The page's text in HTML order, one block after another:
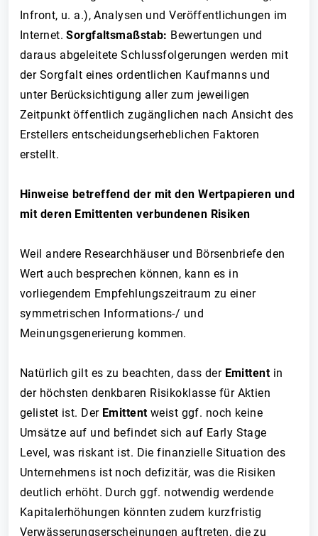
Infront, u. a.), Analysen und Veröffentlichungen im
Internet.Sorgfaltsmaßstab: Bewertungen und
daraus abgeleitete Schlussfolgerungen werden mit
der Sorgfalt eines ordentlichen Kaufmanns und
unter Berücksichtigung aller zum jeweiligen
Zeitpunkt öffentlich zugänglichen nach Ansicht des
Erstellers entscheidungserheblichen Faktoren
erstellt.
Hinweise betreffend der mit den Wertpapieren und
mit deren Emittenten verbundenen Risiken
Weil andere Researchhäuser und Börsenbriefe den
Wert auch besprechen können, kann es in
vorliegendem Empfehlungszeitraum zu einer
symmetrischen Informations-/ und
Meinungsgenerierung kommen.
Natürlich gilt es zu beachten, dass der Emittentin
der höchsten denkbaren Risikoklasse für Aktien
gelistet ist. Der Emittentweist ggf. noch keine
Umsätze auf und befindet sich auf Early Stage
Level, was riskant ist. Die finanzielle Situation des
Unternehmens ist noch defizitär, was die Risiken
deutlich erhöht. Durch ggf. notwendig werdende
Kapitalerhöhungen könnten zudem kurzfristig
Verwässerungserscheinungen auftreten, die zu